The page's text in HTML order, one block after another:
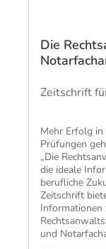
Die
Zeitschrift
Mehr Erfolg
Prüfungen
„Die
die ideale
berufliche
Zeitschrift
Informationen
und